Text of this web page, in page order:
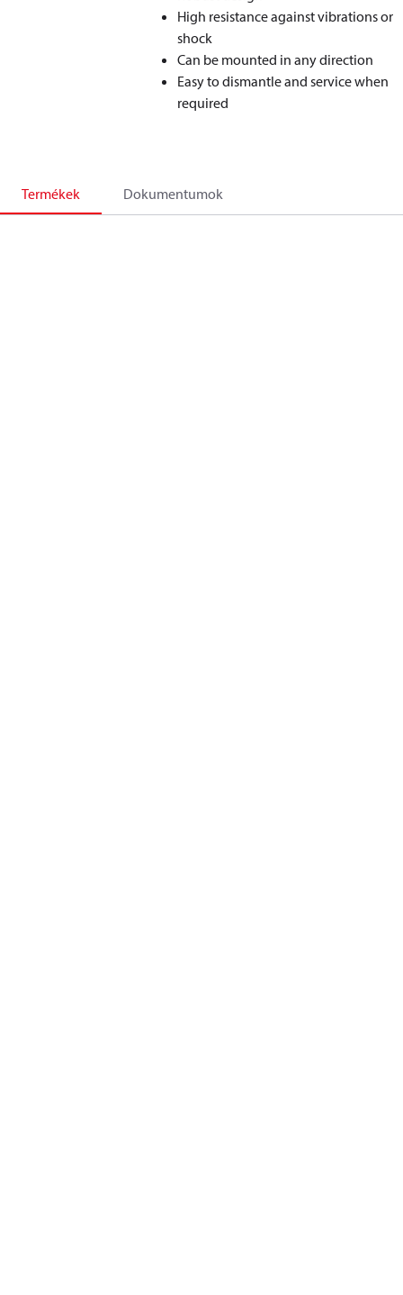
High resistance against vibrations or
shock
Can be mounted in any direction
Easy to dismantle and service when
required
Termékek Dokumentumok